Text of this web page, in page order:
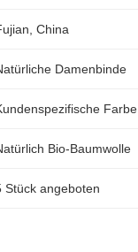
China
Damenbinde
Farbe
Bio-Baumwolle
Stück angeboten